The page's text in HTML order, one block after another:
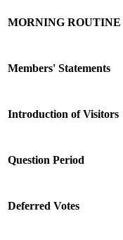
MORNING ROUTINE
Members' Statements
Introduction of Visitors
Question Period
Deferred Votes